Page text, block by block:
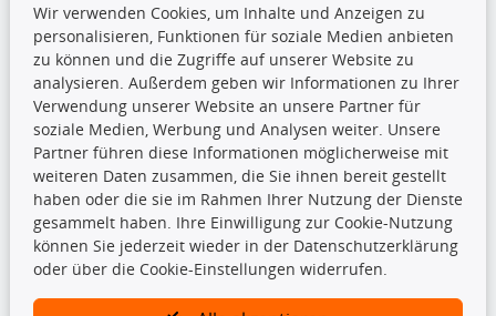
Beleuchtung
Bremsbeläge
Bremsscheiben
Kupplungssatz
Querlenker
Radlager
Stoßdämpfer
TecDoc Inside
Wir verwenden Cookies, um Inhalte und Anzeigen zu
personalisieren, Funktionen für soziale Medien anbieten
zu können und die Zugriffe auf unserer Website zu
analysieren. Außerdem geben wir Informationen zu Ihrer
Verwendung unserer Website an unsere Partner für
soziale Medien, Werbung und Analysen weiter. Unsere
Partner führen diese Informationen möglicherweise mit
weiteren Daten zusammen, die Sie ihnen bereit gestellt
haben oder die sie im Rahmen Ihrer Nutzung der Dienste
gesammelt haben. Ihre Einwilligung zur Cookie-Nutzung
können Sie jederzeit wieder in der Datenschutzerklärung
oder über die Cookie-Einstellungen widerrufen.